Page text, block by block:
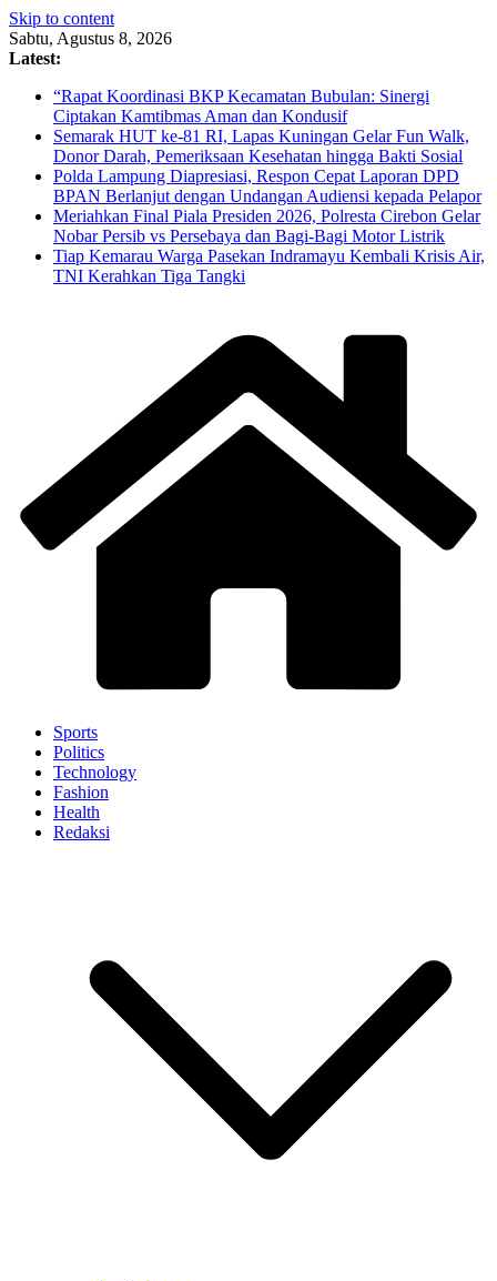
Skip to content
Sabtu, Agustus 8, 2026
Latest:
“Rapat Koordinasi BKP Kecamatan Bubulan: Sinergi
Ciptakan Kamtibmas Aman dan Kondusif
Semarak HUT ke-81 RI, Lapas Kuningan Gelar Fun Walk,
Donor Darah, Pemeriksaan Kesehatan hingga Bakti Sosial
Polda Lampung Diapresiasi, Respon Cepat Laporan DPD
BPAN Berlanjut dengan Undangan Audiensi kepada Pelapor
Meriahkan Final Piala Presiden 2026, Polresta Cirebon Gelar
Nobar Persib vs Persebaya dan Bagi-Bagi Motor Listrik
Tiap Kemarau Warga Pasekan Indramayu Kembali Krisis Air,
TNI Kerahkan Tiga Tangki
Sports
Politics
Technology
Fashion
Health
Redaksi